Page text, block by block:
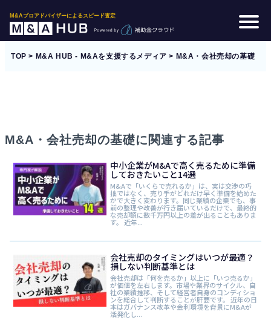
TOP > M&A HUB - M&Aを支援するメディア > M&A・会社売却の基礎
M&A・会社売却の基礎に関連する記事
中小企業がM&Aで高く売るために準備
しておきたいこと14選
M&Aで「いくらで売れるか」は、実は交渉の巧
拙ではなく、売り手がどれだけ早く準備を始めた
かで大きく変わります。同じ業績の企業でも、事
前の整理や改善が行き届いているだけで、最終的
な売却額に数千万円以上の差が出ることもありま
す。 近年...
会社売却のタイミングはいつが最適？
損しない判断基準とは
会社売却は「何を売るか」以上に「いつ売るか」
が価値を左右します。市場や業界のサイクル、自
社の業績推移、そして経営者自身のコンディショ
ンを総合して判断することが肝要です。 近年の日
本はガバナンス改革や金利環境を背景にM&Aが
活発化し...
M&Aプロアドバイザーによるスピード査定